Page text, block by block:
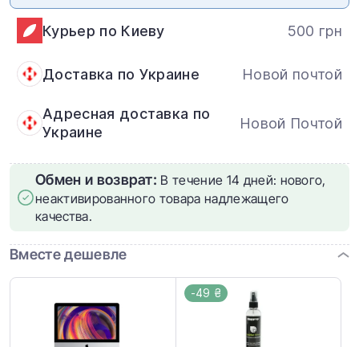
Курьер по Киеву 500 грн
Доставка по Украине Новой почтой
Адресная доставка по
Украине
Новой Почтой
Обмен и возврат: В течение 14 дней: нового,
неактивированного товара надлежащего
качества.
Вместе дешевле
-49 ₴